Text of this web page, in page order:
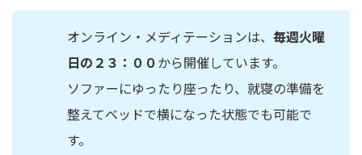
オンライン・メディテーションは、 毎週火曜
日の２３：００ から開催しています。
ソファーにゆったり座ったり、就寝の準備を
整えてベッドで横になった状態でも可能で
す。